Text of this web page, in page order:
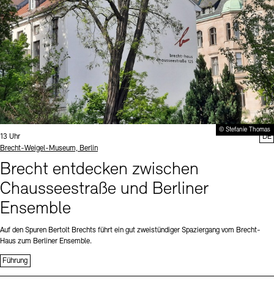
© Stefanie Thomas
Uhrzeit:
13 Uhr
Standort
Brecht-Weigel-Museum, Berlin
Brecht entdecken zwischen
Chausseestraße und Berliner
Ensemble
Auf den Spuren Bertolt Brechts führt ein gut zweistündiger Spaziergang vom Brecht-
Haus zum Berliner Ensemble.
Führung
DE